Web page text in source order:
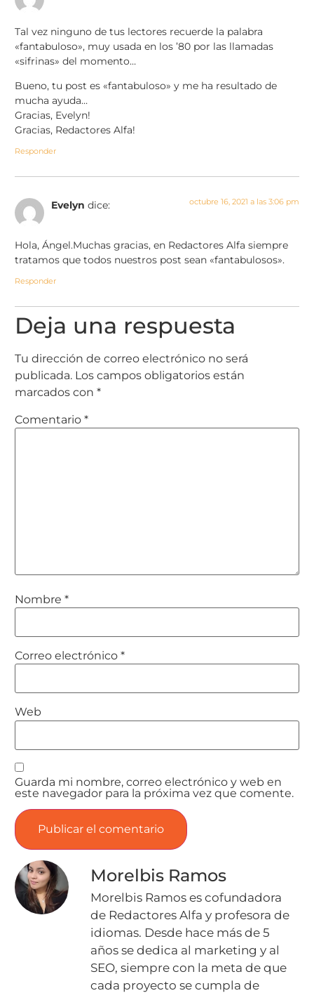
Tal vez ninguno de tus lectores recuerde la palabra
«fantabuloso», muy usada en los ’80 por las llamadas
«sifrinas» del momento…
Bueno, tu post es «fantabuloso» y me ha resultado de
mucha ayuda…
Gracias, Evelyn!
Gracias, Redactores Alfa!
Responder
Evelyn dice: octubre 16, 2021 a las 3:06 pm
Hola, Ángel.Muchas gracias, en Redactores Alfa siempre
tratamos que todos nuestros post sean «fantabulosos».
Responder
Deja una respuesta
Tu dirección de correo electrónico no será
publicada. Los campos obligatorios están
marcados con *
Comentario *
Nombre *
Correo electrónico *
Web
Guarda mi nombre, correo electrónico y web en
este navegador para la próxima vez que comente.
Morelbis Ramos
Morelbis Ramos es cofundadora
de Redactores Alfa y profesora de
idiomas. Desde hace más de 5
años se dedica al marketing y al
SEO, siempre con la meta de que
cada proyecto se cumpla de